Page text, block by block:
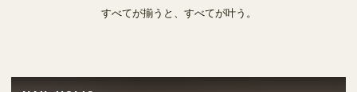
すべてが揃うと、すべてが叶う。